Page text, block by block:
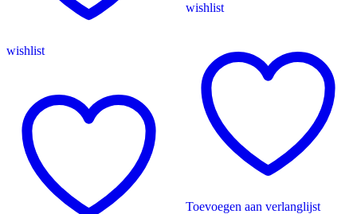
wishlist
wishlist
Toevoegen aan verlanglijst